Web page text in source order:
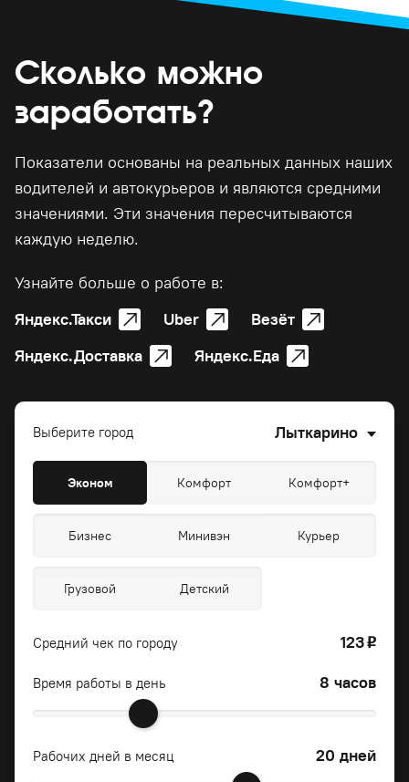
Сколько можно
заработать?
Показатели основаны на реальных данных наших
водителей и автокурьеров и являются средними
значениями. Эти значения пересчитываются
каждую неделю.
Узнайте больше о работе в:
Яндекс.Такси
Uber
Везёт
Яндекс.Доставка
Яндекс.Еда
Выберите город Лыткарино
Эконом Комфорт Комфорт+
Бизнес Минивэн Курьер
Грузовой Детский
Средний чек по городу 123 o
Время работы в день 8 часов
Рабочих дней в месяц 20 дней